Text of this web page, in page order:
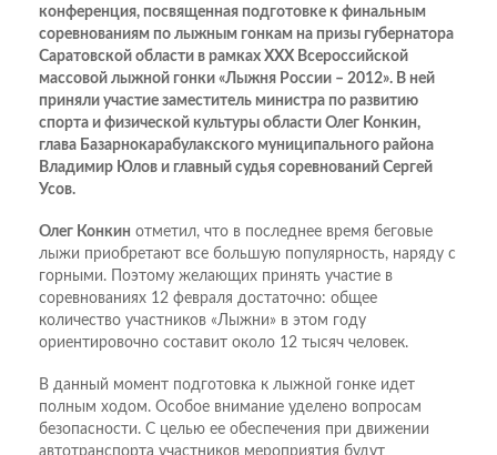
конференция, посвященная подготовке к финальным
соревнованиям по лыжным гонкам на призы губернатора
Саратовской области в рамках ХХХ Всероссийской
массовой лыжной гонки «Лыжня России – 2012». В ней
приняли участие заместитель министра по развитию
спорта и физической культуры области Олег Конкин,
глава Базарнокарабулакского муниципального района
Владимир Юлов и главный судья соревнований Сергей
Усов.
Олег Конкин отметил, что в последнее время беговые
лыжи приобретают все большую популярность, наряду с
горными. Поэтому желающих принять участие в
соревнованиях 12 февраля достаточно: общее
количество участников «Лыжни» в этом году
ориентировочно составит около 12 тысяч человек.
В данный момент подготовка к лыжной гонке идет
полным ходом. Особое внимание уделено вопросам
безопасности. С целью ее обеспечения при движении